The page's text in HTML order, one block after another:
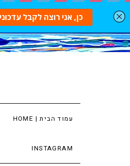
עמוד הבית | HOME
INSTAGRAM